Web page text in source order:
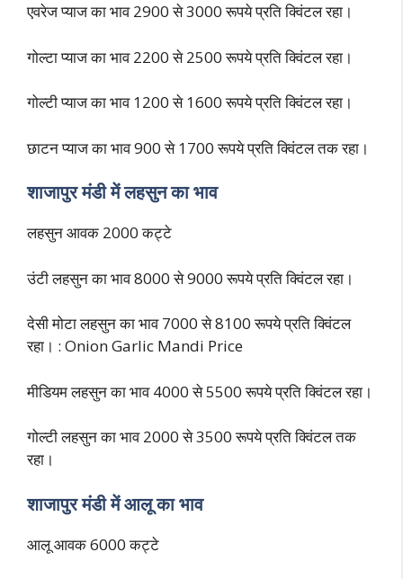
एवरेज प्याज का भाव 2900 से 3000 रूपये प्रति क्विंटल रहा।
गोल्टा प्याज का भाव 2200 से 2500 रूपये प्रति क्विंटल रहा।
गोल्टी प्याज का भाव 1200 से 1600 रूपये प्रति क्विंटल रहा।
छाटन प्याज का भाव 900 से 1700 रूपये प्रति क्विंटल तक रहा।
शाजापुर मंडी में लहसुन का भाव
लहसुन आवक 2000 कट्टे
उंटी लहसुन का भाव 8000 से 9000 रूपये प्रति क्विंटल रहा।
देसी मोटा लहसुन का भाव 7000 से 8100 रूपये प्रति क्विंटल
रहा। : Onion Garlic Mandi Price
मीडियम लहसुन का भाव 4000 से 5500 रूपये प्रति क्विंटल रहा।
गोल्टी लहसुन का भाव 2000 से 3500 रूपये प्रति क्विंटल तक
रहा।
शाजापुर मंडी में आलू का भाव
आलू आवक 6000 कट्टे